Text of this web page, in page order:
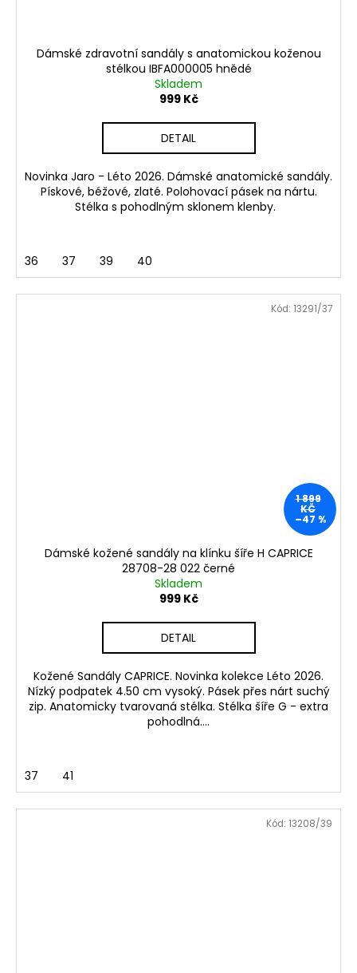
Dámské zdravotní sandály s anatomickou koženou
stélkou IBFA000005 hnědé
Skladem
999 Kč
DETAIL
Novinka Jaro - Léto 2026. Dámské anatomické sandály.
Pískové, béžové, zlaté. Polohovací pásek na nártu.
Stélka s pohodlným sklonem klenby.
36 37 39 40
1 899
KČ
–47 %
Dámské kožené sandály na klínku šíře H CAPRICE
28708-28 022 černé
Skladem
999 Kč
DETAIL
Kožené Sandály CAPRICE. Novinka kolekce Léto 2026.
Nízký podpatek 4.50 cm vysoký. Pásek přes nárt suchý
zip. Anatomicky tvarovaná stélka. Stélka šíře G - extra
pohodlná....
37 41
Kód: 13291/37
Kód: 13208/39